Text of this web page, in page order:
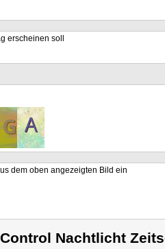
erscheinen soll
dem oben angezeigten Bild ein
Nachtlicht